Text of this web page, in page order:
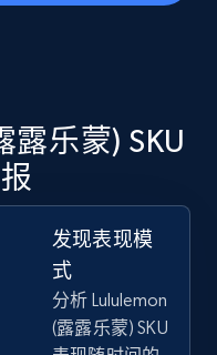
Seller rating,
category, and
立即开始
露乐蒙) SKU
发现表现模
式
分析 Lululemon
(露露乐蒙) SKU